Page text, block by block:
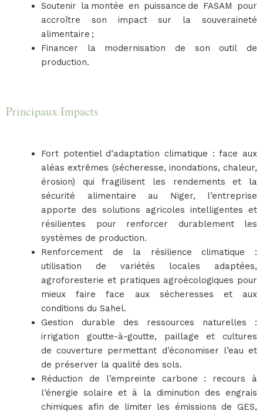
Soutenir la montée en puissance de FASAM pour
accroître son impact sur la souveraineté
alimentaire ;
Financer la modernisation de son outil de
production.
Principaux Impacts
Fort potentiel d’adaptation climatique : face aux
aléas extrêmes (sécheresse, inondations, chaleur,
érosion) qui fragilisent les rendements et la
sécurité alimentaire au Niger, l’entreprise
apporte des solutions agricoles intelligentes et
résilientes pour renforcer durablement les
systèmes de production.
Renforcement de la résilience climatique :
utilisation de variétés locales adaptées,
agroforesterie et pratiques agroécologiques pour
mieux faire face aux sécheresses et aux
conditions du Sahel.
Gestion durable des ressources naturelles :
irrigation goutte-à-goutte, paillage et cultures
de couverture permettant d’économiser l’eau et
de préserver la qualité des sols.
Réduction de l’empreinte carbone : recours à
l’énergie solaire et à la diminution des engrais
chimiques afin de limiter les émissions de GES,